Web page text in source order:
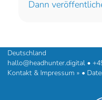
Dann
Deutschland
hallo@headhunter.digital •
Kontakt & Impressum » •